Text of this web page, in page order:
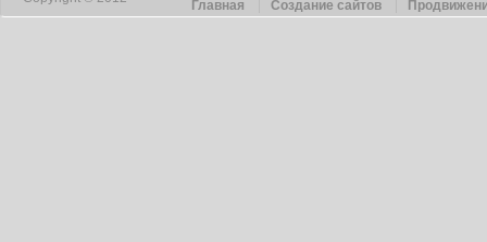
Главная Создание сайтов